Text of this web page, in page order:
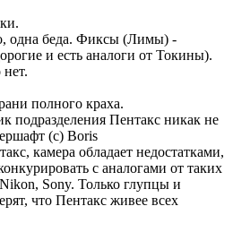
одна беда. Фиксы (Лимы) -
и есть аналоги от Токины).
полного краха.
подразделения Пентакс никак не
(с) Boris
камера обладает недостатками,
с аналогами от таких
Sony. Только глупцы и
что Пентакс живее всех